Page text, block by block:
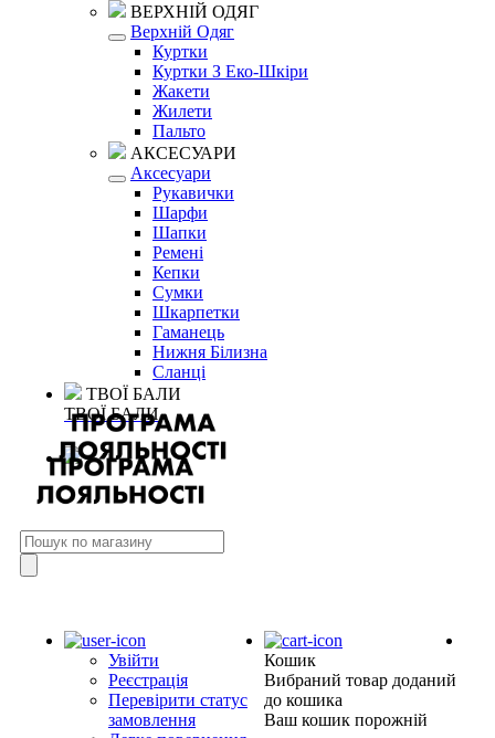
ВЕРХНІЙ ОДЯГ
Верхній Одяг
Куртки
Куртки З Еко-Шкіри
Жакети
Жилети
Пальто
АКСЕСУАРИ
Аксесуари
Рукавички
Шарфи
Шапки
Ремені
Кепки
Сумки
Шкарпетки
Гаманець
Нижня Білизна
Сланці
ТВОЇ БАЛИ
ТВОЇ БАЛИ
Увійти
Реєстрація
Перевірити статус
замовлення
Кошик
Вибраний товар доданий
до кошика
Ваш кошик порожній